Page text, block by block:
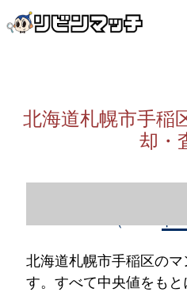
北海道札幌市手稲
却・
北海道札幌市手稲区の
す。すべて中央値をもと